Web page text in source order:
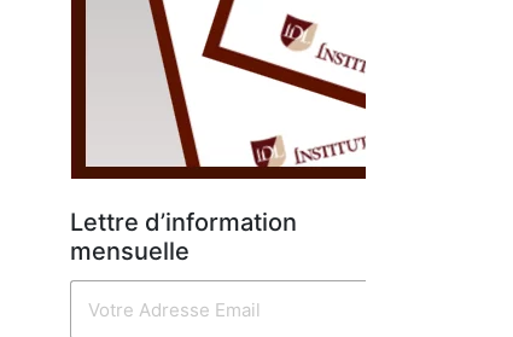
Lettre d’information
mensuelle